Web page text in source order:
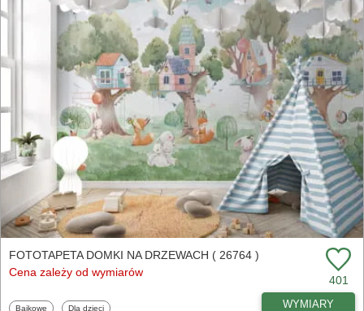
FOTOTAPETA DOMKI NA DRZEWACH ( 26764 )
Cena zależy od wymiarów
401
Fototapety
Bajkowe Fototapety
Dla dzieci WYMIARY